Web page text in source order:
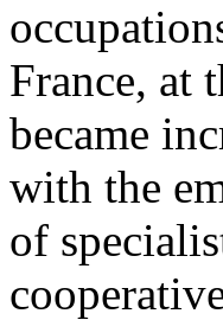
France, at
became
with the
of